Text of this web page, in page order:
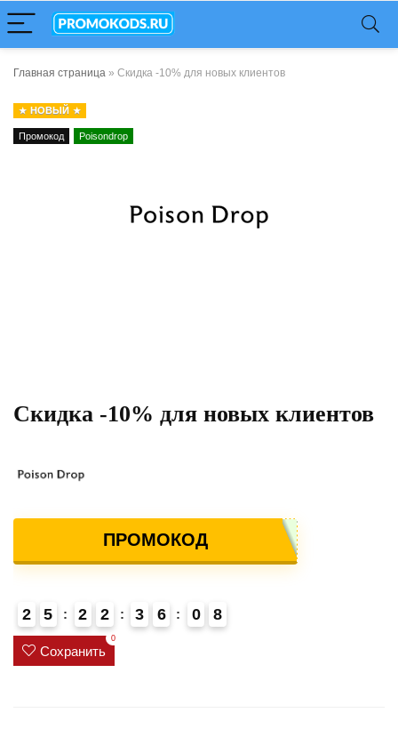
Главная страница » Скидка -10% для новых клиентов
НОВЫЙ
Промокод Poisondrop
Скидка -10% для новых клиентов
ПРОМОКОД
2 5 2 2 3 6 0 8
Сохранить
0